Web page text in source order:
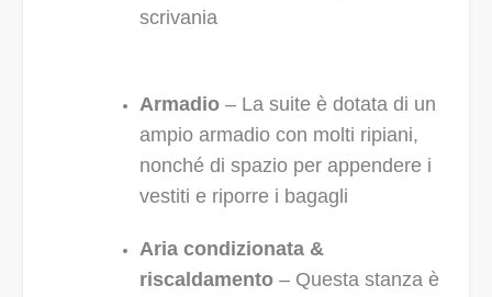
scrivania
Armadio – La suite è dotata di un
ampio armadio con molti ripiani,
nonché di spazio per appendere i
vestiti e riporre i bagagli
Aria condizionata &
riscaldamento – Questa stanza è